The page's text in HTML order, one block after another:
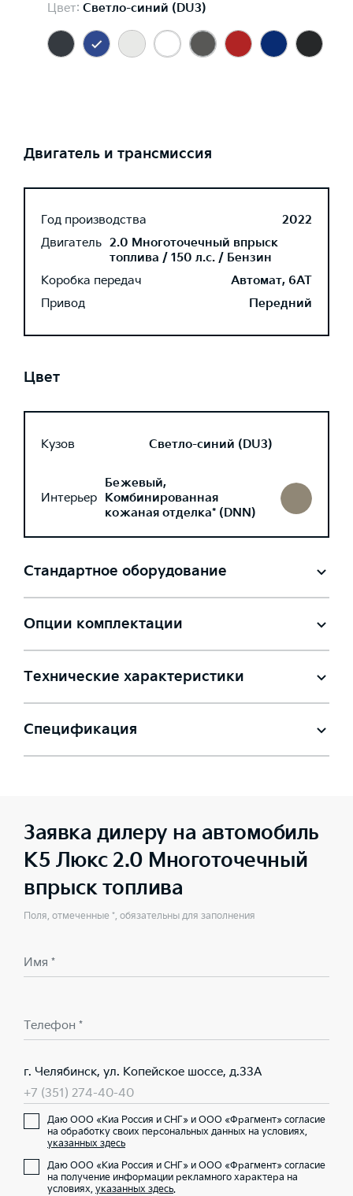
Цвет: Светло-синий (DU3)
Двигатель и трансмиссия
Год производства
2022
Двигатель 2.0 Многоточечный впрыск
топлива / 150 л.с. / Бензин
Коробка передач
Автомат, 6AT
Привод
Передний
Цвет
Кузов Светло-синий (DU3)
Интерьер
Бежевый,
Комбинированная
кожаная отделка* (DNN)
Стандартное оборудование
Опции комплектации
Технические характеристики
Спецификация
Заявка дилеру на автомобиль
K5 Люкс 2.0 Многоточечный
впрыск топлива
Поля, отмеченные *, обязательны для заполнения
Имя *
Телефон *
г. Челябинск, ул. Копейское шоссе, д.33А
+7 (351) 274-40-40
Даю ООО «Киа Россия и СНГ» и ООО «Фрагмент» согласие
на обработку своих персональных данных на условиях,
указанных здесь
Даю ООО «Киа Россия и СНГ» и ООО «Фрагмент» согласие
на получение информации рекламного характера на
условиях, указанных здесь.